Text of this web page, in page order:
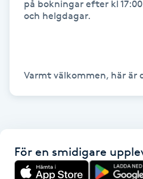
Kinesiologi
på bokningar efter kl
och helgdagar.
Varmt välkommen, här är
För en smidigare